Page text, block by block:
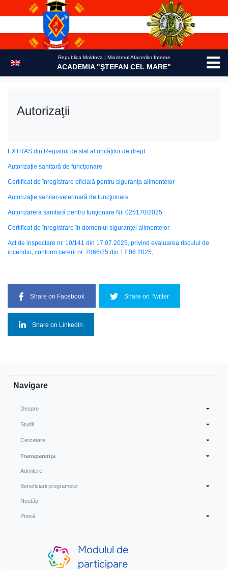
Republica Moldova | Ministerul Afacerilor Interne
ACADEMIA "ŞTEFAN CEL MARE"
Autorizaţii
EXTRAS din Registrul de stat al unităților de drept
Autorizaţie sanitară de funcţionare
Certificat de înregistrare oficială pentru siguranţa alimentelor
Autorizaţie sanitar-veterinară de funcţionare
Autorizarera sanitară pentru funţionare Nr. 025170/2025
Certificat de înregistrare în domeniul siguranţei alimentelor
Act de inspectare nr. 10/141 din 17.07.2025, privind evaluarea riscului de
incendiu, conform cererii nr. 7866/25 din 17.06.2025,
Share on Facebook Share on Twitter
Share on LinkedIn
Navigare
Despre
Studii
Cercetare
Transparența
Admitere
Beneficiarii programelor
Noutăți
Presă